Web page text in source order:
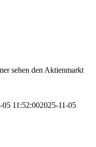
sehen den Aktienmarkt
05 11:52:002025-11-05